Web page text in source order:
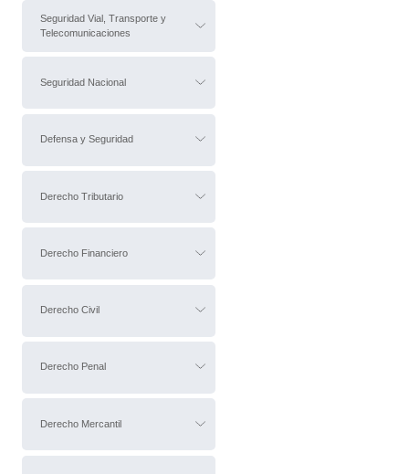
Seguridad Vial, Transporte y
Telecomunicaciones
Seguridad Nacional
Defensa y Seguridad
Derecho Tributario
Derecho Financiero
Derecho Civil
Derecho Penal
Derecho Mercantil